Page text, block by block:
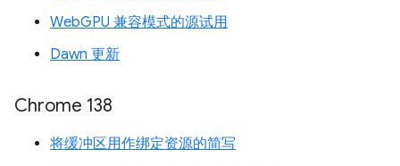
WebGPU 兼容模式的源试用
Dawn 更新
Chrome 138
将缓冲区用作绑定资源的简写